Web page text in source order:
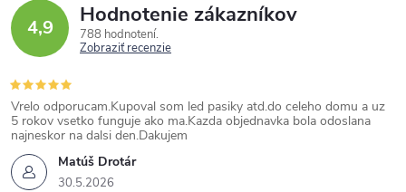
4,9 Hodnotenie zákazníkov
788 hodnotení
Zobraziť recenzie
Matúš Drotár
30.5.2026
Vrelo odporucam.Kupoval som led pasiky atd.do celeho domu a uz
5 rokov vsetko funguje ako ma.Kazda objednavka bola odoslana
najneskor na dalsi den.Dakujem